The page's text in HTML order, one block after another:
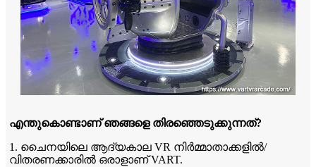
എന്തുകൊണ്ടാണ് ഞങ്ങളെ തിരഞ്ഞെടുക്കുന്നത്?
1. ചൈനയിലെ ആദ്യകാല VR നിർമ്മാതാക്കളിൽ/
വിതരണക്കാരിൽ ഒരാളാണ് VART.